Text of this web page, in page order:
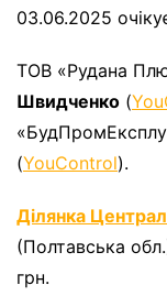
03.06.2025
ТОВ «Рудана
Швидченко (
(YouControl).
Ділянка
(Полтавська
грн.